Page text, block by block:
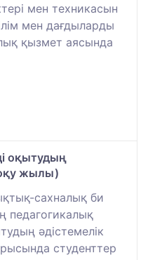
мен техникасын
мен дағдыларды
қызмет аясында
оқытудың
оқу жылы)
сахналық би
педагогикалық
әдістемелік
студенттер